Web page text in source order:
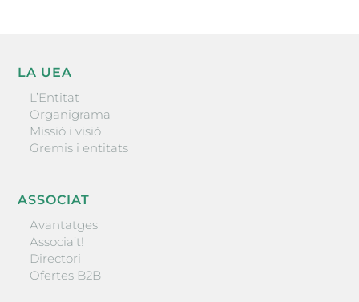
LA UEA
L’Entitat
Organigrama
Missió i visió
Gremis i entitats
ASSOCIAT
Avantatges
Associa’t!
Directori
Ofertes B2B